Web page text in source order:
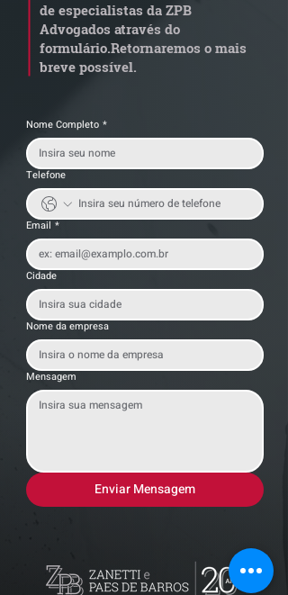
de especialistas da ZPB
Advogados através do
formulário.Retornaremos o mais
breve possível.
Nome Completo *
Telefone
Email *
Cidade
Nome da empresa
Mensagem
Enviar Mensagem